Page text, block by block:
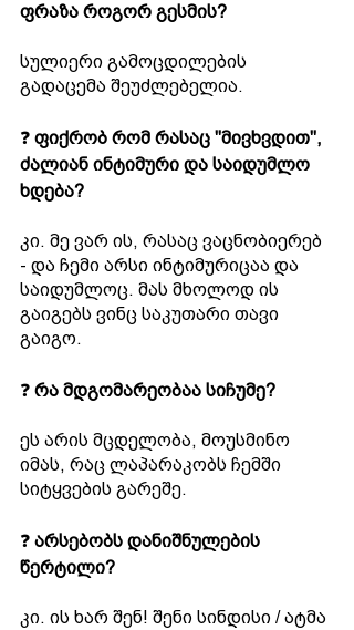
ფრაზა როგორ გესმის?
სულიერი გამოცდილების
გადაცემა შეუძლებელია.
❓ ფიქრობ რომ რასაც "მივხვდით",
ძალიან ინტიმური და საიდუმლო
ხდება?
კი. მე ვარ ის, რასაც ვაცნობიერებ
- და ჩემი არსი ინტიმურიცაა და
საიდუმლოც. მას მხოლოდ ის
გაიგებს ვინც საკუთარი თავი
გაიგო.
❓ რა მდგომარეობაა სიჩუმე?
ეს არის მცდელობა, მოუსმინო
იმას, რაც ლაპარაკობს ჩემში
სიტყვების გარეშე.
❓ არსებობს დანიშნულების
წერტილი?
კი. ის ხარ შენ! შენი სინდისი / ატმა